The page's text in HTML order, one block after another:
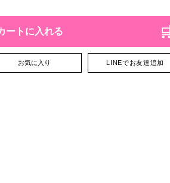
ートに入れる
お気に入り LINEでお友達追加